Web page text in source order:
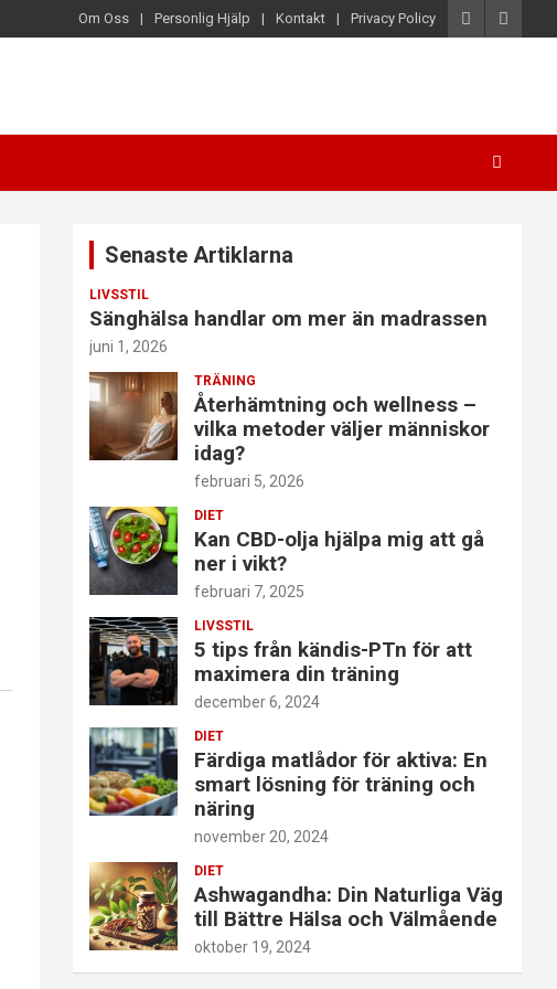
Om Oss Personlig Hjälp Kontakt Privacy Policy
Senaste Artiklarna
LIVSSTIL
Sänghälsa handlar om mer än madrassen
juni 1, 2026
TRÄNING
Återhämtning och wellness –
vilka metoder väljer människor
idag?
februari 5, 2026
DIET
Kan CBD-olja hjälpa mig att gå
ner i vikt?
februari 7, 2025
LIVSSTIL
5 tips från kändis-PTn för att
maximera din träning
december 6, 2024
DIET
Färdiga matlådor för aktiva: En
smart lösning för träning och
näring
november 20, 2024
DIET
Ashwagandha: Din Naturliga Väg
till Bättre Hälsa och Välmående
oktober 19, 2024